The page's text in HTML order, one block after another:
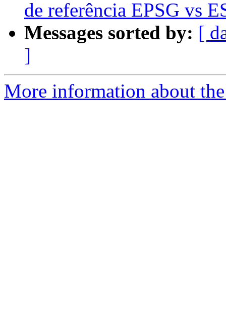
de referência EPSG vs
Messages sorted by: [
]
More information about